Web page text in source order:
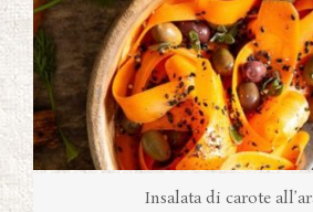
Insalata di carote